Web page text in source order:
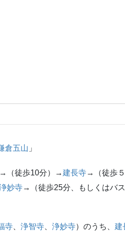
倉五山 」
→（徒歩10分）→建長寺→（徒歩５
妙寺→（徒歩25分、もしくはバス
寺 浄智寺 浄妙寺）のうち、 建